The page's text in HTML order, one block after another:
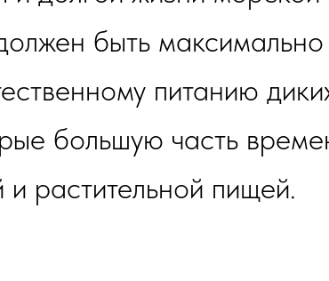
быть максимально
питанию
большую часть
и растительной пищей.